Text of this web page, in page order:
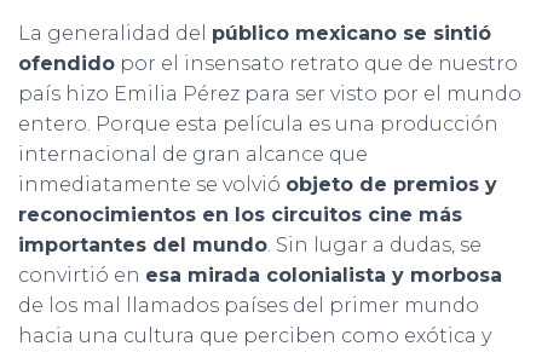
La generalidad del público mexicano se sintió
ofendido por el insensato retrato que de nuestro
país hizo Emilia Pérez para ser visto por el mundo
entero. Porque esta película es una producción
internacional de gran alcance que
inmediatamente se volvió objeto de premios y
reconocimientos en los circuitos cine más
importantes del mundo. Sin lugar a dudas, se
convirtió en esa mirada colonialista y morbosa
de los mal llamados países del primer mundo
hacia una cultura que perciben como exótica y